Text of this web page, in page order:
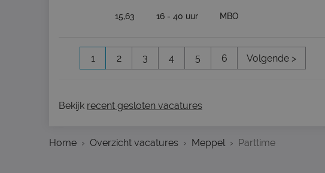
15,63 16 - 40 uur MBO
1 2 3 4 5 6 Volgende >
Bekijk recent gesloten vacatures
Home Overzicht vacatures Meppel Parttime